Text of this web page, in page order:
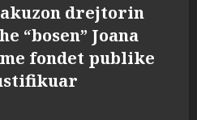
akuzon drejtorin
“bosen” Joana
fondet publike